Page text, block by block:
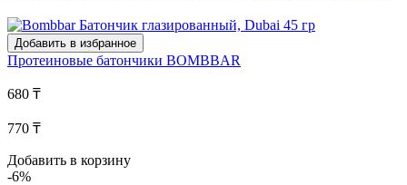
Добавить в избранное
Протеиновые батончики BOMBBAR
680 ₸
770 ₸
Добавить в корзину
-6%